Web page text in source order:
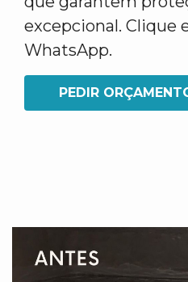
excepcional. Clique
WhatsApp.
PEDIR